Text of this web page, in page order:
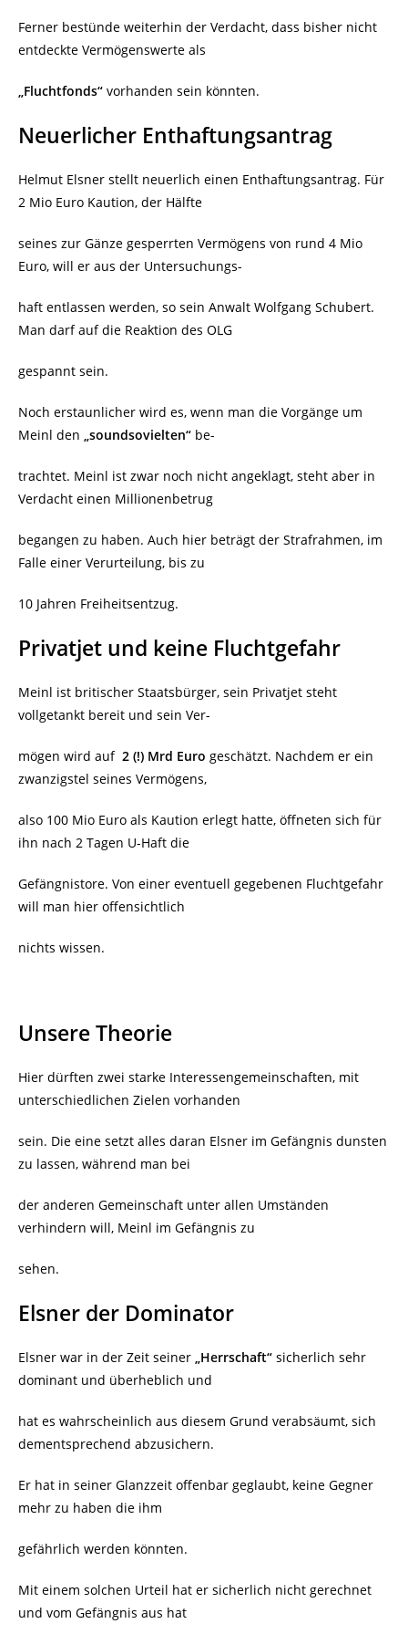
Ferner bestünde weiterhin der Verdacht, dass bisher nicht
entdeckte Vermögenswerte als
„Fluchtfonds“ vorhanden sein könnten.
Neuerlicher Enthaftungsantrag
Helmut Elsner stellt neuerlich einen Enthaftungsantrag. Für
2 Mio Euro Kaution, der Hälfte
seines zur Gänze gesperrten Vermögens von rund 4 Mio
Euro, will er aus der Untersuchungs-
haft entlassen werden, so sein Anwalt Wolfgang Schubert.
Man darf auf die Reaktion des OLG
gespannt sein.
Noch erstaunlicher wird es, wenn man die Vorgänge um
Meinl den „soundsovielten“ be-
trachtet. Meinl ist zwar noch nicht angeklagt, steht aber in
Verdacht einen Millionenbetrug
begangen zu haben. Auch hier beträgt der Strafrahmen, im
Falle einer Verurteilung, bis zu
10 Jahren Freiheitsentzug.
Privatjet und keine Fluchtgefahr
Meinl ist britischer Staatsbürger, sein Privatjet steht
vollgetankt bereit und sein Ver-
mögen wird auf 2 (!) Mrd Euro geschätzt. Nachdem er ein
zwanzigstel seines Vermögens,
also 100 Mio Euro als Kaution erlegt hatte, öffneten sich für
ihn nach 2 Tagen U-Haft die
Gefängnistore. Von einer eventuell gegebenen Fluchtgefahr
will man hier offensichtlich
nichts wissen.
Unsere Theorie
Hier dürften zwei starke Interessengemeinschaften, mit
unterschiedlichen Zielen vorhanden
sein. Die eine setzt alles daran Elsner im Gefängnis dunsten
zu lassen, während man bei
der anderen Gemeinschaft unter allen Umständen
verhindern will, Meinl im Gefängnis zu
sehen.
Elsner der Dominator
Elsner war in der Zeit seiner „Herrschaft“ sicherlich sehr
dominant und überheblich und
hat es wahrscheinlich aus diesem Grund verabsäumt, sich
dementsprechend abzusichern.
Er hat in seiner Glanzzeit offenbar geglaubt, keine Gegner
mehr zu haben die ihm
gefährlich werden könnten.
Mit einem solchen Urteil hat er sicherlich nicht gerechnet
und vom Gefängnis aus hat